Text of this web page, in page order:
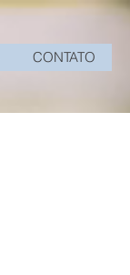
CONTATO